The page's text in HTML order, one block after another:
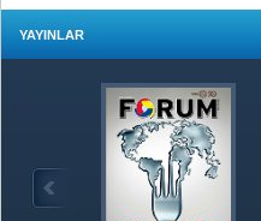
YAYINLAR